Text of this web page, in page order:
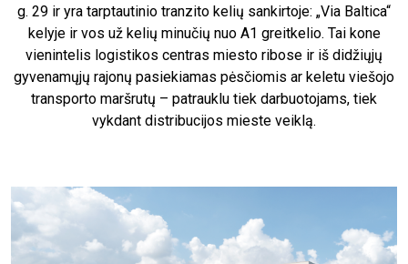
g. 29 ir yra tarptautinio tranzito kelių sankirtoje: „Via Baltica“
kelyje ir vos už kelių minučių nuo A1 greitkelio. Tai kone
vienintelis logistikos centras miesto ribose ir iš didžiųjų
gyvenamųjų rajonų pasiekiamas pėsčiomis ar keletu viešojo
transporto maršrutų – patrauklu tiek darbuotojams, tiek
vykdant distribucijos mieste veiklą.